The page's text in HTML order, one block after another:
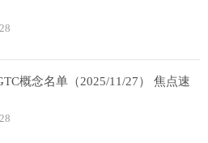
概念名单（2025/11/27） 焦点速